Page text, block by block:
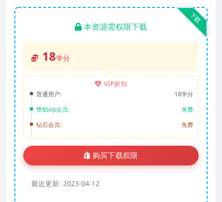
下载
本资源需权限下载
18学分
VIP折扣
普通用户:
18学分
赞助vip会员:
免费
钻石会员:
免费
购买下载权限
最近更新: 2023-04-12